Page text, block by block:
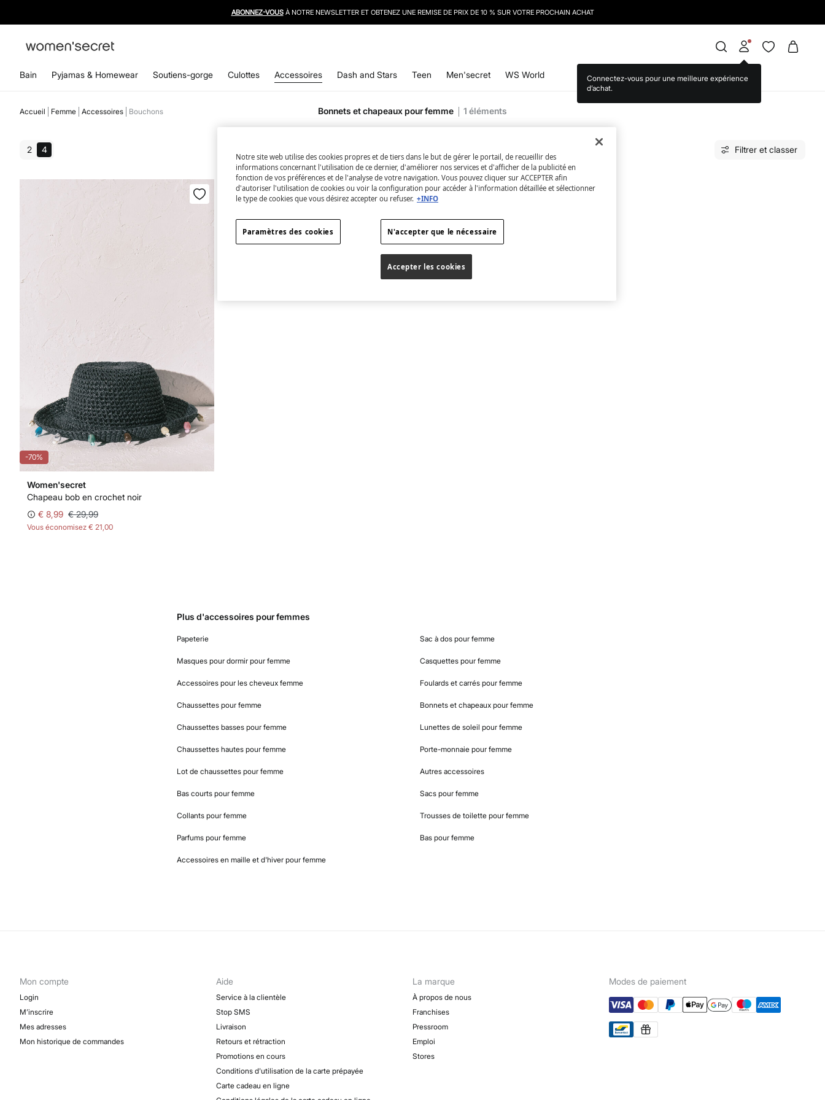
LIVRAISON GRATUITE À DOMICILE DÈS 50 €
Bain Pyjamas & Homewear Soutiens-gorge Culottes Accessoires Dash and Stars Teen Men'secret WS World
Accueil Femme Accessoires Bouchons Bonnets et chapeaux pour femme 1 éléments
2 4 Filtrer et classer
-70%
Women'secret
Chapeau bob en crochet noir
€ 8,99 € 29,99
Vous économisez € 21,00
Plus d'accessoires pour femmes
Papeterie
Masques pour dormir pour femme
Accessoires pour les cheveux femme
Chaussettes pour femme
Chaussettes basses pour femme
Chaussettes hautes pour femme
Lot de chaussettes pour femme
Bas courts pour femme
Collants pour femme
Parfums pour femme
Accessoires en maille et d'hiver pour femme
Sac à dos pour femme
Casquettes pour femme
Foulards et carrés pour femme
Bonnets et chapeaux pour femme
Lunettes de soleil pour femme
Porte-monnaie pour femme
Autres accessoires
Sacs pour femme
Trousses de toilette pour femme
Bas pour femme
Mon compte
Login
M’inscrire
Mes adresses
Mon historique de commandes
Aide
Service à la clientèle
Stop SMS
Livraison
Retours et rétraction
Promotions en cours
Conditions d'utilisation de la carte prépayée
Carte cadeau en ligne
La marque
À propos de nous
Franchises
Pressroom
Emploi
Stores
Modes de paiement
Notre site web utilise des cookies propres et de tiers dans le but de gérer le portail, de recueillir des
informations concernant l'utilisation de ce dernier, d'améliorer nos services et d'afficher de la publicité en
fonction de vos préférences et de l'analyse de votre navigation. Vous pouvez cliquer sur ACCEPTER afin
d'autoriser l'utilisation de cookies ou voir la configuration pour accéder à l'information détaillée et sélectionner
le type de cookies que vous désirez accepter ou refuser. +INFO
N'accepter que le nécessaire
Accepter les cookies
Paramètres des cookies